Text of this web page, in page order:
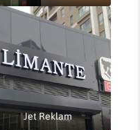
Jet Reklam